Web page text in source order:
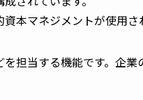
本マネジメントが使用さ
担当する機能です。企